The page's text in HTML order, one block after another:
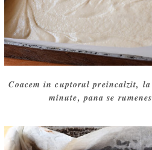
Coacem in cuptorul preincalzit,
minute, pana se